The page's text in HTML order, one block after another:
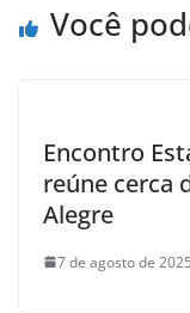
k
Você
Encontro
reúne cerca
Alegre
7 de agosto de 2025